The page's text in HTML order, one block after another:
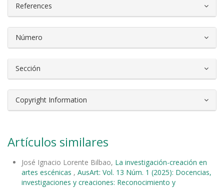
References
Número
Sección
Copyright Information
Artículos similares
José Ignacio Lorente Bilbao, La investigación-creación en
artes escénicas , AusArt: Vol. 13 Núm. 1 (2025): Docencias,
investigaciones y creaciones: Reconocimiento y